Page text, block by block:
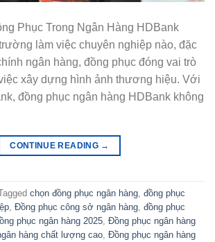
Phục Trong Ngân Hàng HDBank
làm việc chuyên nghiệp nào, đặc
ngân hàng, đồng phục đóng vai trò
xây dựng hình ảnh thương hiệu. Với
đồng phục ngân hàng HDBank không
CONTINUE READING →
chọn đồng phục ngân hàng đồng phục
Đồng phục công sở ngân hàng đồng phục
phục ngân hàng 2025 Đồng phục ngân hàng
hàng chất lượng cao Đồng phục ngân hàng